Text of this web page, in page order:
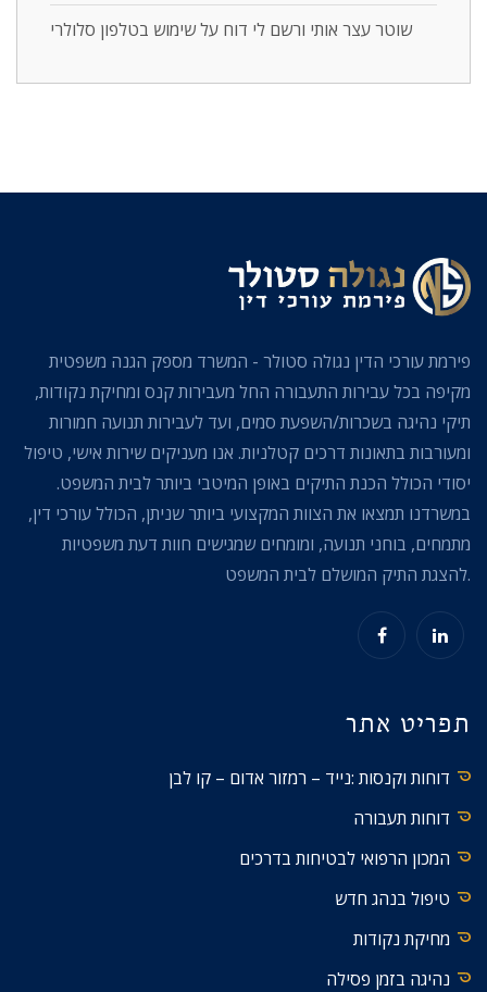
שוטר עצר אותי ורשם לי דוח על שימוש בטלפון סלולרי
פירמת עורכי הדין נגולה סטולר - המשרד מספק הגנה משפטית
מקיפה בכל עבירות התעבורה החל מעבירות קנס ומחיקת נקודות,
תיקי נהיגה בשכרות/השפעת סמים, ועד לעבירות תנועה חמורות
ומעורבות בתאונות דרכים קטלניות. אנו מעניקים שירות אישי, טיפול
יסודי הכולל הכנת התיקים באופן המיטבי ביותר לבית המשפט.
במשרדנו תמצאו את הצוות המקצועי ביותר שניתן, הכולל עורכי דין,
מתמחים, בוחני תנועה, ומומחים שמגישים חוות דעת משפטיות
להצגת התיק המושלם לבית המשפט.
תפריט אתר
דוחות וקנסות :נייד – רמזור אדום – קו לבן
דוחות תעבורה
המכון הרפואי לבטיחות בדרכים
טיפול בנהג חדש
מחיקת נקודות
נהיגה בזמן פסילה